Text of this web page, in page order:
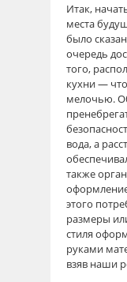
Итак,
места
было
очередь
того,
кухни —
мелочью.
вода, а
также
этого
размеры
стиля
руками
взяв наши